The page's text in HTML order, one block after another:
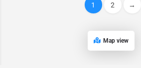
1 2 →
Map view